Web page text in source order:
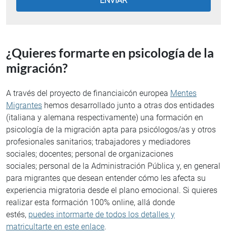
¿Quieres formarte en psicología de la
migración?
A través del proyecto de financiaicón europea Mentes
Migrantes hemos desarrollado junto a otras dos entidades
(italiana y alemana respectivamente) una formación en
psicología de la migración apta para psicólogos/as y otros
profesionales sanitarios; trabajadores y mediadores
sociales; docentes; personal de organizaciones
sociales; personal de la Administración Pública y, en general
para migrantes que desean entender cómo les afecta su
experiencia migratoria desde el plano emocional. Si quieres
realizar esta formación 100% online, allá donde
estés, puedes intormarte de todos los detalles y
matricultarte en este enlace.